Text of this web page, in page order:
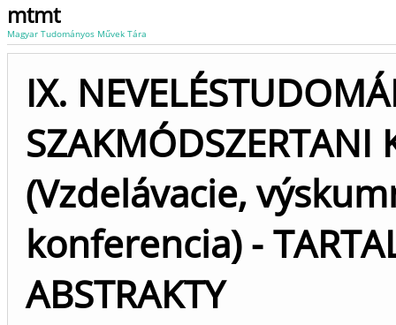
mtmt
Magyar Tudományos Művek Tára
IX.
SZAKMÓDSZERTANI
(Vzdelávacie,
konferencia) -
ABSTRAKTY